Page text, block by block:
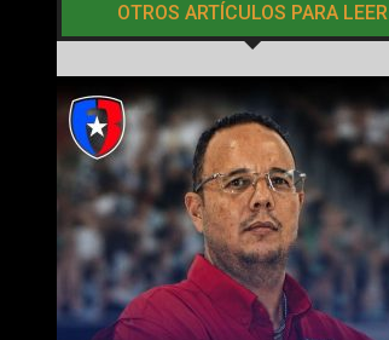
OTROS ARTÍCULOS PARA LEER